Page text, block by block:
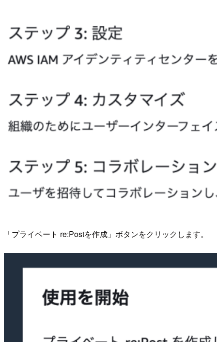
「プライベート re:Postを作成」ボタンをクリックします。